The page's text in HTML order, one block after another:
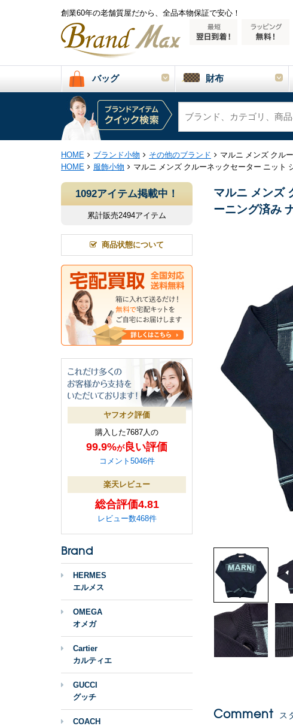
創業60年の老舗質屋だから、全品本物保証で安心！
バッグ 財布
HOME ブランド小物 その他のブランド
マルニ メンズ クル
HOME
服飾小物 マルニ メンズ クルーネックセーター ニット
マルニ メンズ
ーニング済み
Comment ス
1092アイテム掲載中！
累計販売2494アイテム
商品状態について
ヤフオク評価
購入した7687人の
99.9%が良い評価
コメント5046件
楽天レビュー
総合評価4.81
レビュー数468件
Brand
HERMES
エルメス
OMEGA
オメガ
Cartier
カルティエ
GUCCI
グッチ
COACH